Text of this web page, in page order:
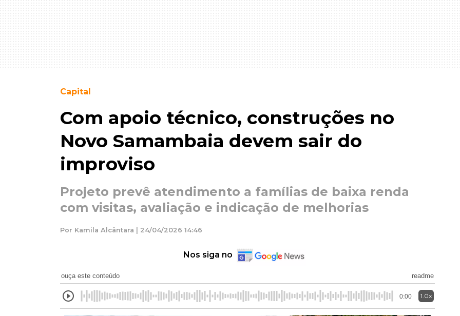
Capital
Com apoio técnico, construções no
Novo Samambaia devem sair do
improviso
Projeto prevê atendimento a famílias de baixa renda
com visitas, avaliação e indicação de melhorias
Por Kamila Alcântara | 24/04/2026 14:46
Nos siga no
ouça este conteúdo readme
0:00 1.0x